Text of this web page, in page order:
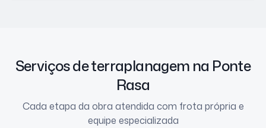
Serviços de terraplanagem na Ponte
Rasa
Cada etapa da obra atendida com frota própria e
equipe especializada